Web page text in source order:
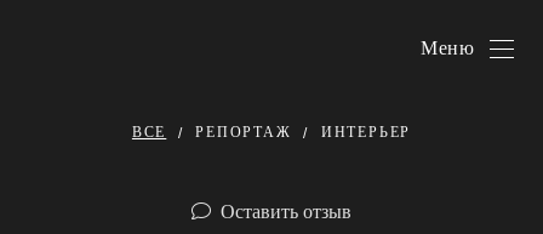
Меню
ВСЕ РЕПОРТАЖ ИНТЕРЬЕР
Оставить отзыв